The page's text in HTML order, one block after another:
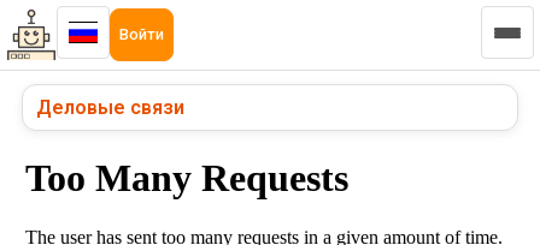
Войти
Деловые связи